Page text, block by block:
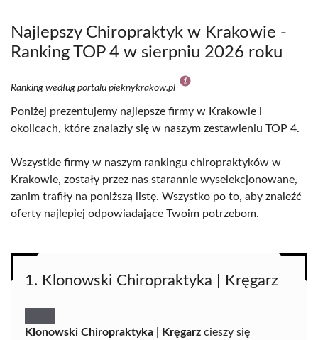
Najlepszy Chiropraktyk w Krakowie -
Ranking TOP 4 w sierpniu 2026 roku
Ranking według portalu pieknykrakow.pl
Poniżej prezentujemy najlepsze firmy w Krakowie i
okolicach, które znalazły się w naszym zestawieniu TOP 4.
Wszystkie firmy w naszym rankingu chiropraktyków w
Krakowie, zostały przez nas starannie wyselekcjonowane,
zanim trafiły na poniższą listę. Wszystko po to, aby znaleźć
oferty najlepiej odpowiadające Twoim potrzebom.
1. Klonowski Chiropraktyka | Kręgarz
Klonowski Chiropraktyka | Kręgarz cieszy się